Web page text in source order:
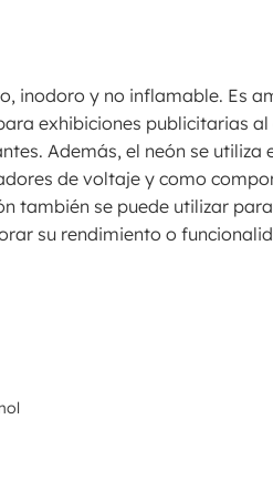
inodoro y no inflamable. Es
exhibiciones publicitarias al
Además, el neón se utiliza
de voltaje y como
también se puede utilizar
su rendimiento o